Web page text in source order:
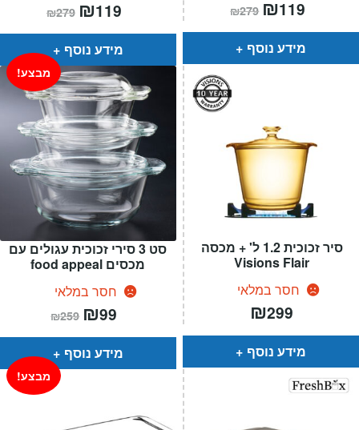
₪279 המחיר
המקורי
היה:
₪279.
₪119
הוא:
מידע נוסף
₪279 המקורי
היה:
₪279.
₪119
הוא:
מידע נוסף
סט 3 סירי זכוכית עגולים עם
מכסים food appeal
חסר במלאי
מבצע!
₪259 המחיר
המקורי
היה:
₪259.
₪99
הוא:
מידע נוסף
סיר זכוכית 1.2 ל' + מכסה
Visions Flair
חסר במלאי
₪299
מידע נוסף
מבצע!